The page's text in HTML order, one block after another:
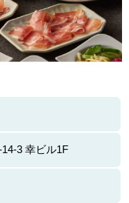
3 幸ビル1F